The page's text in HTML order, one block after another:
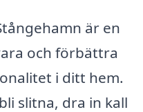
är en
och förbättra
i ditt hem.
slitna, dra in kall